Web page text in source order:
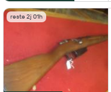
reste 2j 01h